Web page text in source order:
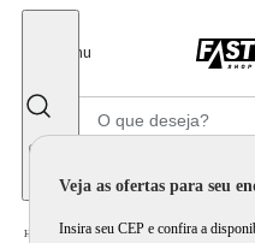
Menu
Veja as ofertas para seu
Insira seu CEP e confira a
Home Utilidade Doméstica Mesa / Aparelho de